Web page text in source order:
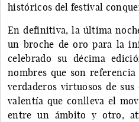
históricos del festival
En definitiva, la última
un broche de oro para la
celebrado su décima
nombres que son
verdaderos virtuosos de
valentía que conlleva el
entre un ámbito y otro,